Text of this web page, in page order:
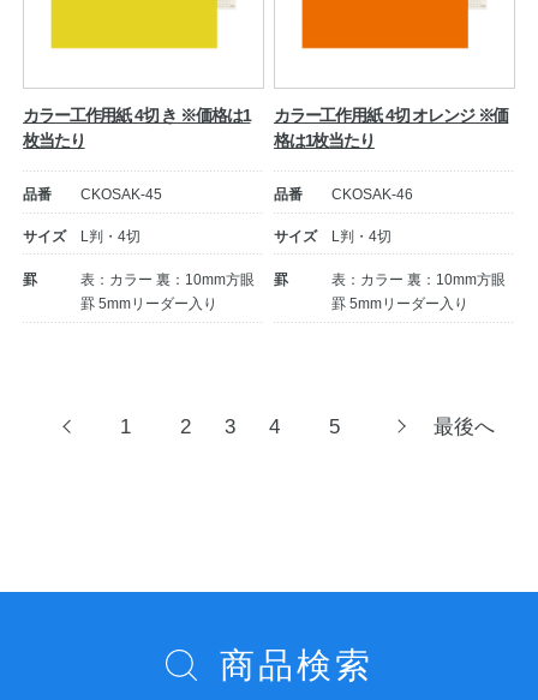
カラー工作用紙 4切 き ※価格は1
枚当たり
品番 CKOSAK-45
サイズ L判・4切
罫
表：カラー 裏：10mm方眼
罫 5mmリーダー入り
カラー工作用紙 4切 オレンジ ※価
格は1枚当たり
品番 CKOSAK-46
サイズ L判・4切
罫
表：カラー 裏：10mm方眼
罫 5mmリーダー入り
ー
前
1 2 3 4 5
次
最後へ
商品検索